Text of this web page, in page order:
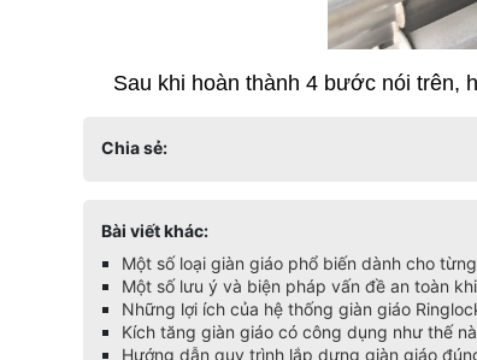
Sau khi hoàn thành 4 bước nói trên,
Chia sẻ:
Bài viết khác:
Một số loại giàn giáo phổ biến dành cho
Một số lưu ý và biện pháp vấn đề an toàn
Những lợi ích của hệ thống giàn giáo
Kích tăng giàn giáo có công dụng như thế
Hướng dẫn quy trình lắp dựng giàn giáo